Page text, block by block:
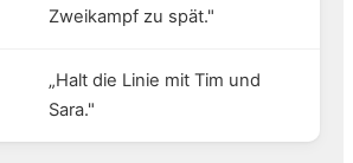
Zweikampf zu spät."
„Halt die Linie mit Tim und
Sara."